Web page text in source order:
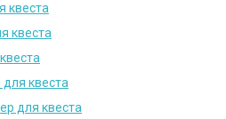
квеста
квеста
квеста
для квеста